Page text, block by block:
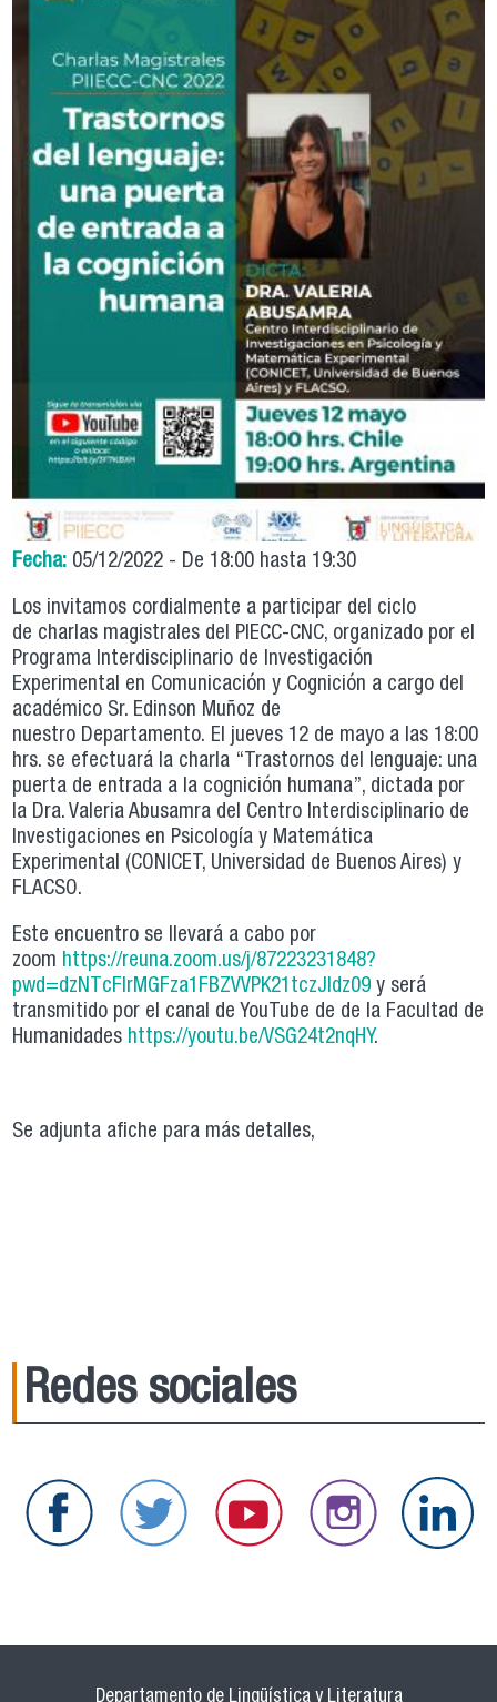
Fecha: 05/12/2022 - De 18:00 hasta 19:30
Los invitamos cordialmente a participar del ciclo
de charlas magistrales del PIECC-CNC, organizado por el
Programa Interdisciplinario de Investigación
Experimental en Comunicación y Cognición a cargo del
académico Sr. Edinson Muñoz de
nuestro Departamento. El jueves 12 de mayo a las 18:00
hrs. se efectuará la charla “Trastornos del lenguaje: una
puerta de entrada a la cognición humana”, dictada por
la Dra. Valeria Abusamra del Centro Interdisciplinario de
Investigaciones en Psicología y Matemática
Experimental (CONICET, Universidad de Buenos Aires) y
FLACSO.
Este encuentro se llevará a cabo por
zoom https://reuna.zoom.us/j/87223231848?
pwd=dzNTcFlrMGFza1FBZVVPK21tczJldz09 y será
transmitido por el canal de YouTube de de la Facultad de
Humanidades https://youtu.be/VSG24t2nqHY.
Se adjunta afiche para más detalles,
Redes sociales
Departamento de Lingüística y Literatura